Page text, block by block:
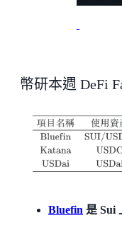
幣研本週 DeFi
Bluefin 是 Sui